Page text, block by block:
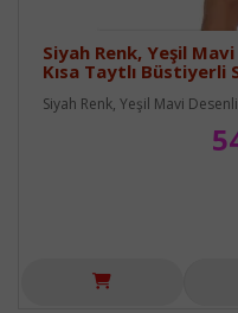
Siyah Renk, Yeşil
Kısa Taytlı Büstiyerli
Siyah Renk, Yeşil Mavi